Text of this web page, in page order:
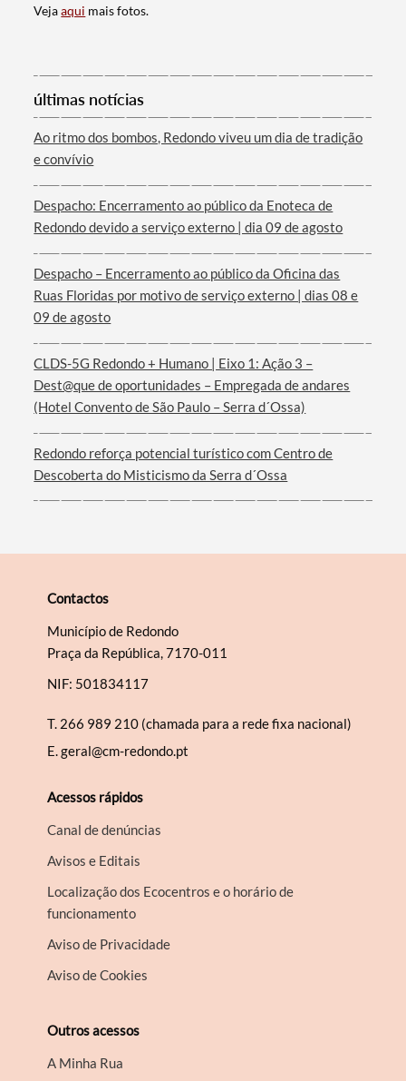
Termo de Pesquisa
Categorias gerais
Filtros
Vejaaqui mais fotos.
últimas notícias
Ao ritmo dos bombos, Redondo viveu um dia de tradição
e convívio
Despacho: Encerramento ao público da Enoteca de
Redondo devido a serviço externo | dia 09 de agosto
Despacho – Encerramento ao público da Oficina das
Ruas Floridas por motivo de serviço externo | dias 08 e
09 de agosto
CLDS-5G Redondo + Humano | Eixo 1: Ação 3 –
Dest@que de oportunidades – Empregada de andares
(Hotel Convento de São Paulo – Serra d´Ossa)
Redondo reforça potencial turístico com Centro de
Descoberta do Misticismo da Serra d´Ossa
Contactos
Município de Redondo
Praça da República, 7170-011
NIF: 501834117
T. 266 989 210 (chamada para a rede fixa nacional)
E.geral@cm-redondo.pt
Acessos rápidos
Canal de denúncias
Avisos e Editais
Localização dos Ecocentros e o horário de
funcionamento
Aviso de Privacidade
Aviso de Cookies
Outros acessos
A Minha Rua